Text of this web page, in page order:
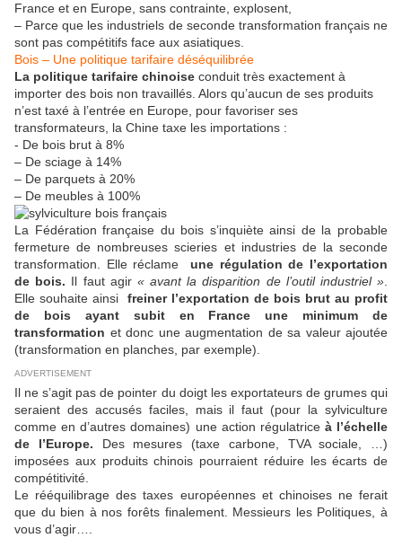
France et en Europe, sans contrainte, explosent,
– Parce que les industriels de seconde transformation français ne
sont pas compétitifs face aux asiatiques.
Bois – Une politique tarifaire déséquilibrée
La politique tarifaire chinoise conduit très exactement à
importer des bois non travaillés. Alors qu’aucun de ses produits
n’est taxé à l’entrée en Europe, pour favoriser ses
transformateurs, la Chine taxe les importations :
- De bois brut à 8%
– De sciage à 14%
– De parquets à 20%
– De meubles à 100%
La Fédération française du bois s’inquiète ainsi de la probable
fermeture de nombreuses scieries et industries de la seconde
transformation. Elle réclameune régulation de l’exportation
de bois. Il faut agir « avant la disparition de l’outil industriel ».
Elle souhaite ainsi freiner l’exportation de bois brut au profit
de bois ayant subit en France une minimum de
transformation et donc une augmentation de sa valeur ajoutée
(transformation en planches, par exemple).
ADVERTISEMENT
Il ne s’agit pas de pointer du doigt les exportateurs de grumes qui
seraient des accusés faciles, mais il faut (pour la sylviculture
comme en d’autres domaines) une action régulatrice à l’échelle
de l’Europe. Des mesures (taxe carbone, TVA sociale, …)
imposées aux produits chinois pourraient réduire les écarts de
compétitivité.
Le rééquilibrage des taxes européennes et chinoises ne ferait
que du bien à nos forêts finalement. Messieurs les Politiques, à
vous d’agir….